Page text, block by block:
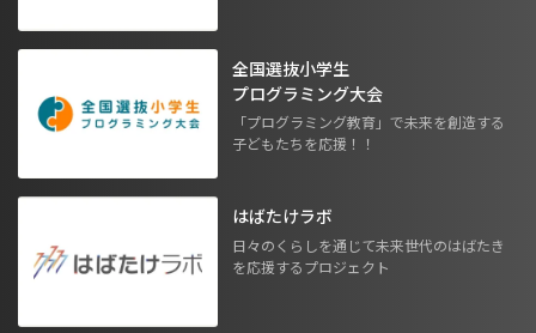
全国選抜小学生
プログラミング大会
「プログラミング教育」で未来を創造する
子どもたちを応援！！
はばたけラボ
日々のくらしを通じて未来世代のはばたき
を応援するプロジェクト